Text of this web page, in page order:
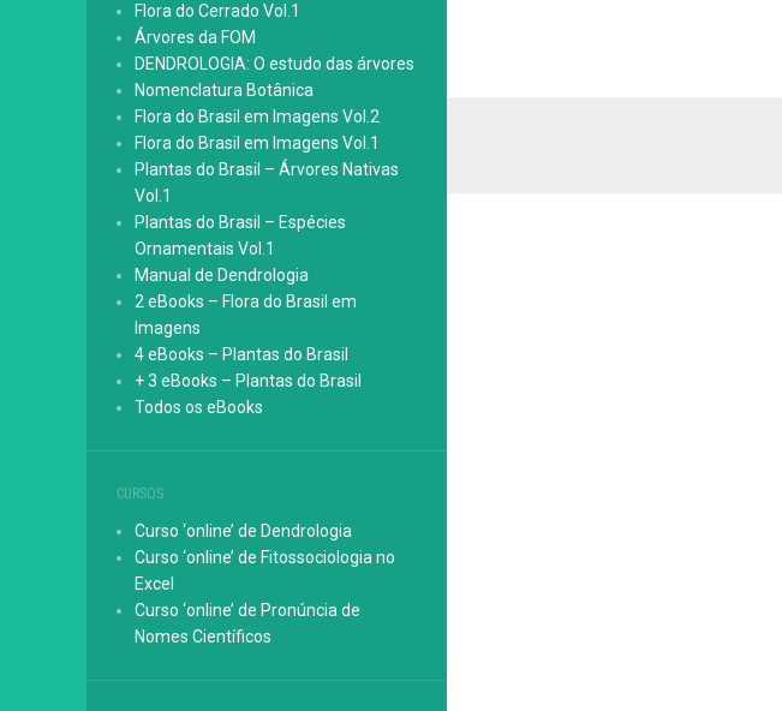
Flora do Cerrado Vol.1
Árvores da FOM
DENDROLOGIA: O estudo das árvores
Nomenclatura Botânica
Flora do Brasil em Imagens Vol.2
Flora do Brasil em Imagens Vol.1
Plantas do Brasil – Árvores Nativas
Vol.1
Plantas do Brasil – Espécies
Ornamentais Vol.1
Manual de Dendrologia
2 eBooks – Flora do Brasil em
Imagens
4 eBooks – Plantas do Brasil
+ 3 eBooks – Plantas do Brasil
Todos os eBooks
CURSOS
Curso ‘online’ de Dendrologia
Curso ‘online’ de Fitossociologia no
Excel
Curso ‘online’ de Pronúncia de
Nomes Científicos